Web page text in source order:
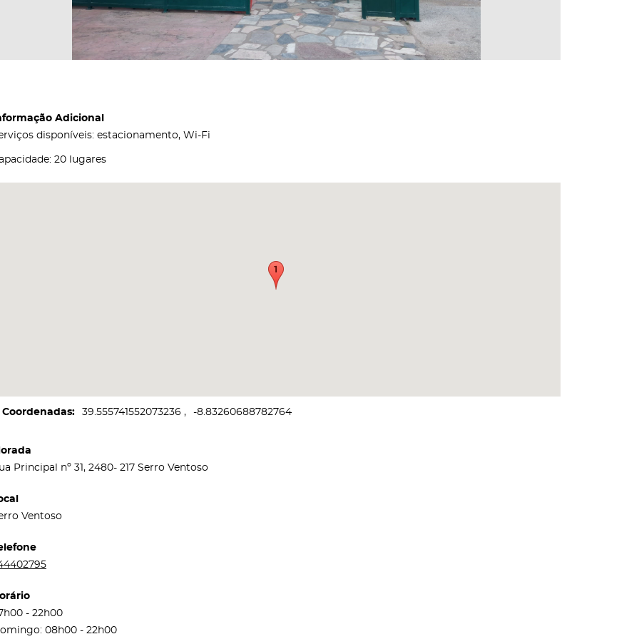
Adicional
disponíveis: estacionamento, Wi-Fi
20 lugares
Coordenadas 39.555741552073236 -8.83260688782764
Principal nº 31, 2480- 217 Serro Ventoso
Ventoso
- 22h00
08h00 - 22h00